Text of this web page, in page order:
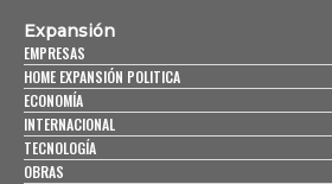
Expansión
EMPRESAS
HOME EXPANSIÓN POLITICA
ECONOMÍA
INTERNACIONAL
TECNOLOGÍA
OBRAS